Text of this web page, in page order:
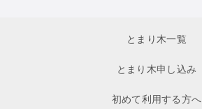
とまり木一覧
とまり木申し込み
初めて利用する方へ